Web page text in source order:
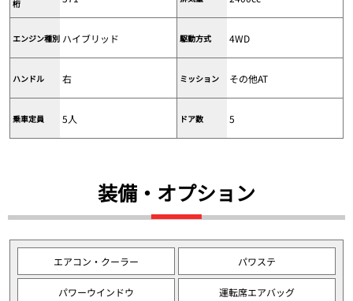
桁
エンジン種別 ハイブリッド 駆動方式 4WD
ハンドル 右 ミッション その他AT
乗車定員 5人 ドア数 5
装備・オプション
エアコン・クーラー パワステ
パワーウインドウ 運転席エアバッグ